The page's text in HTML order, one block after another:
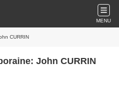
MENU
CURRIN
John CURRIN